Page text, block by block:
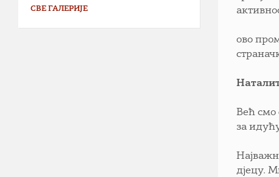
ово
Већ смо
за
дјецу.
СВЕ ГАЛЕРИЈЕ